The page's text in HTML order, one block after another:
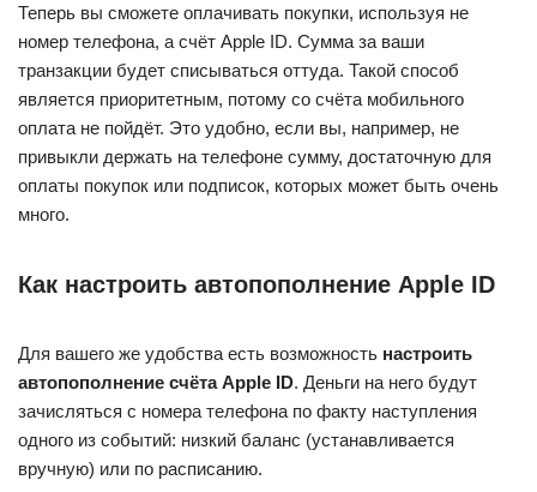
Теперь вы сможете оплачивать покупки, используя не
номер телефона, а счёт Apple ID. Сумма за ваши
транзакции будет списываться оттуда. Такой способ
является приоритетным, потому со счёта мобильного
оплата не пойдёт. Это удобно, если вы, например, не
привыкли держать на телефоне сумму, достаточную для
оплаты покупок или подписок, которых может быть очень
много.
Как настроить автопополнение Apple ID
Для вашего же удобства есть возможность настроить
автопополнение счёта Apple ID. Деньги на него будут
зачисляться с номера телефона по факту наступления
одного из событий: низкий баланс (устанавливается
вручную) или по расписанию.